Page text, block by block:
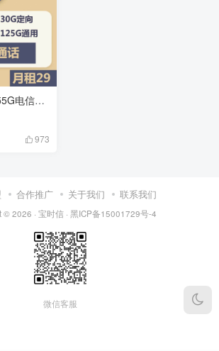
电信宣谕卡-29元155G电信流量卡推荐
973
合作推广 关于我们 联系我们
© 2026 · 宝时信· 黑ICP备15001729号-4
微信客服